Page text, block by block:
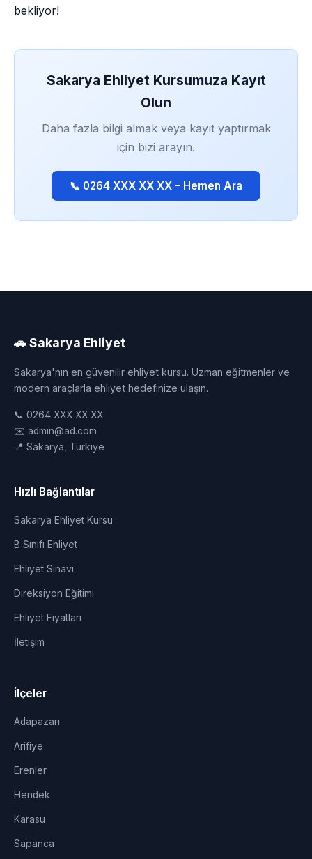
bekliyor!
Sakarya Ehliyet Kursumuza Kayıt
Olun
Daha fazla bilgi almak veya kayıt yaptırmak
için bizi arayın.
📞 0264 XXX XX XX – Hemen Ara
🚗 Sakarya Ehliyet
Sakarya'nın en güvenilir ehliyet kursu. Uzman eğitmenler ve
modern araçlarla ehliyet hedefinize ulaşın.
📞 0264 XXX XX XX
✉️ admin@ad.com
📍 Sakarya, Türkiye
Hızlı Bağlantılar
Sakarya Ehliyet Kursu
B Sınıfı Ehliyet
Ehliyet Sınavı
Direksiyon Eğitimi
Ehliyet Fiyatları
İletişim
İlçeler
Adapazarı
Arifiye
Erenler
Hendek
Karasu
Sapanca